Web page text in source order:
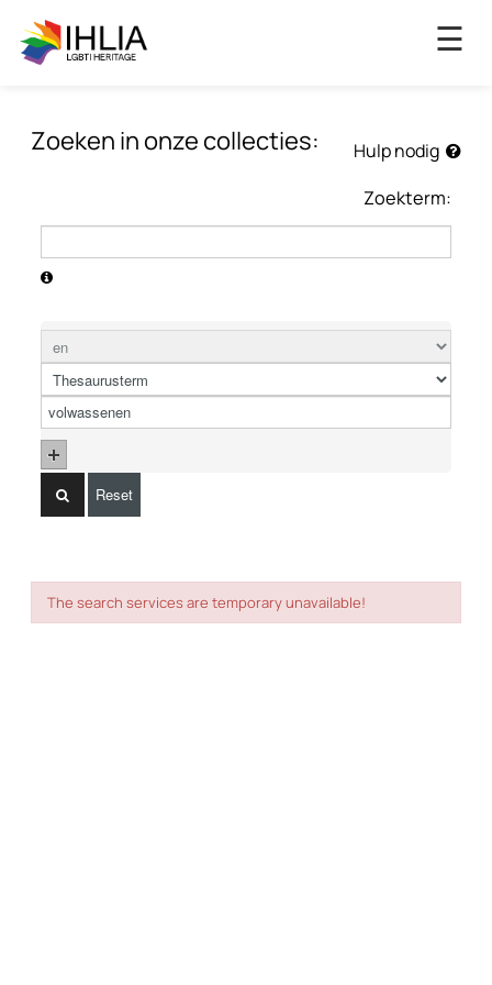
×
☰
Zoeken in onze collecties:
Hulp nodig
Zoekterm:
Reset
The search services are temporary unavailable!